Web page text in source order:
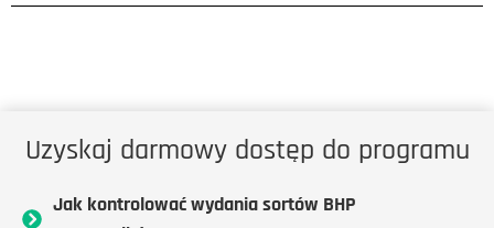
Uzyskaj darmowy dostęp do programu
Jak kontrolować wydania sortów BHP